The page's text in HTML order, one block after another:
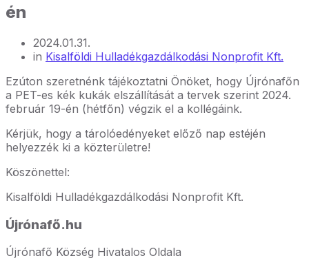
én
2024.01.31.
in Kisalföldi Hulladékgazdálkodási Nonprofit Kft.
Ezúton szeretnénk tájékoztatni Önöket, hogy Újrónafőn
a PET-es kék kukák elszállítását a tervek szerint 2024.
február 19-én (hétfőn) végzik el a kollégáink.
Kérjük, hogy a tárolóedényeket előző nap estéjén
helyezzék ki a közterületre!
Köszönettel:
Kisalföldi Hulladékgazdálkodási Nonprofit Kft.
Újrónafő.hu
Újrónafő Község Hivatalos Oldala